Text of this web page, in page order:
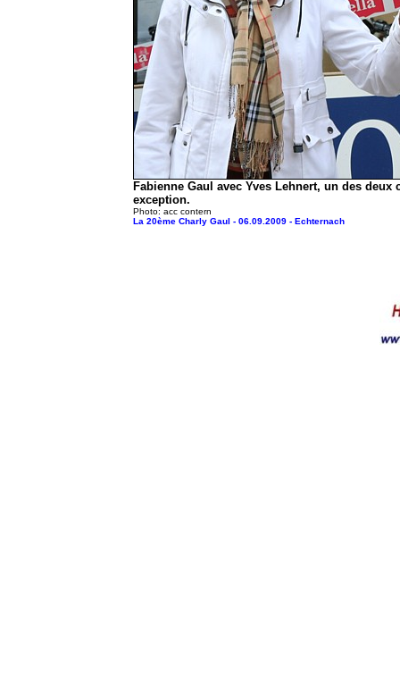
Fabienne Gaul avec Yves Lehnert, un des
exception.
Photo: acc contern
La 20ème Charly Gaul - 06.09.2009 - Echternach